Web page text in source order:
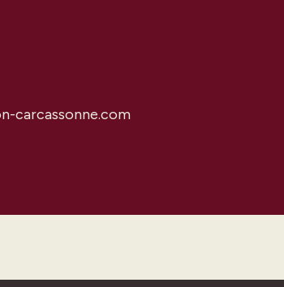
carcassonne.com